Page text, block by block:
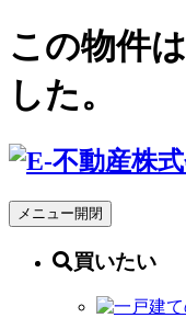
この物件
した。
メニュー開閉
買いたい